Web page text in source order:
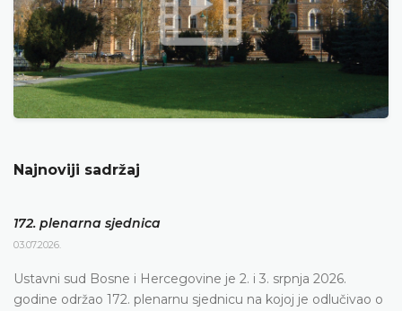
Najnoviji sadržaj
172. plenarna sjednica
03.07.2026.
Ustavni sud Bosne i Hercegovine je 2. i 3. srpnja 2026.
godine održao 172. plenarnu sjednicu na kojoj je odlučivao o